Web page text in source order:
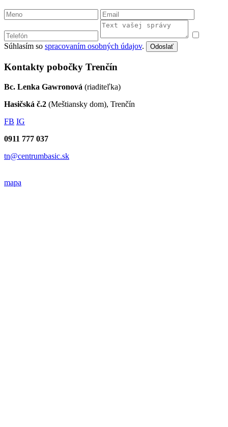
Súhlasím so spracovaním osobných údajov. Odoslať
Kontakty pobočky Trenčín
Bc. Lenka Gawronová (riaditeľka)
Hasičská č.2 (Meštiansky dom), Trenčín
FB IG
0911 777 037
tn@centrumbasic.sk
mapa